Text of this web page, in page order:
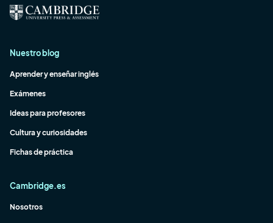
Nuestro blog
Aprender y enseñar inglés
Exámenes
Ideas para profesores
Cultura y curiosidades
Fichas de práctica
Cambridge.es
Nosotros